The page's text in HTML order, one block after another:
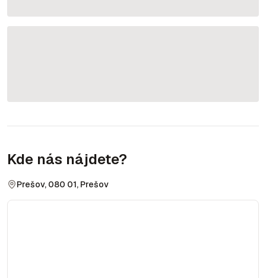
Kde nás nájdete?
Prešov, 080 01, Prešov